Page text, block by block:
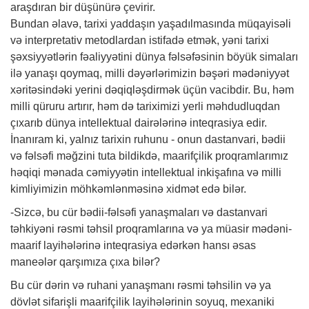
araşdıran bir düşünürə çevirir.
Bundan əlavə, tarixi yaddaşın yaşadılmasında müqayisəli
və interpretativ metodlardan istifadə etmək, yəni tarixi
şəxsiyyətlərin fəaliyyətini dünya fəlsəfəsinin böyük simaları
ilə yanaşı qoymaq, milli dəyərlərimizin bəşəri mədəniyyət
xəritəsindəki yerini dəqiqləşdirmək üçün vacibdir. Bu, həm
milli qüruru artırır, həm də tariximizi yerli məhdudluqdan
çıxarıb dünya intellektual dairələrinə inteqrasiya edir.
İnanıram ki, yalnız tarixin ruhunu - onun dastanvari, bədii
və fəlsəfi məğzini tuta bildikdə, maarifçilik proqramlarımız
həqiqi mənada cəmiyyətin intellektual inkişafına və milli
kimliyimizin möhkəmlənməsinə xidmət edə bilər.
-Sizcə, bu cür bədii-fəlsəfi yanaşmaları və dastanvari
təhkiyəni rəsmi təhsil proqramlarına və ya müasir mədəni-
maarif layihələrinə inteqrasiya edərkən hansı əsas
maneələr qarşımıza çıxa bilər?
Bu cür dərin və ruhani yanaşmanı rəsmi təhsilin və ya
dövlət sifarişli maarifçilik layihələrinin soyuq, mexaniki